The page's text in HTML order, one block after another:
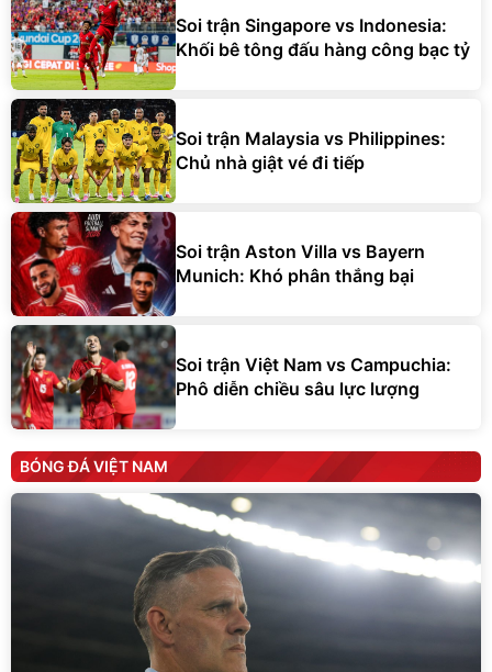
Soi trận Singapore vs Indonesia:
Khối bê tông đấu hàng công bạc tỷ
Soi trận Malaysia vs Philippines:
Chủ nhà giật vé đi tiếp
Soi trận Aston Villa vs Bayern
Munich: Khó phân thắng bại
Soi trận Việt Nam vs Campuchia:
Phô diễn chiều sâu lực lượng
BÓNG ĐÁ VIỆT NAM